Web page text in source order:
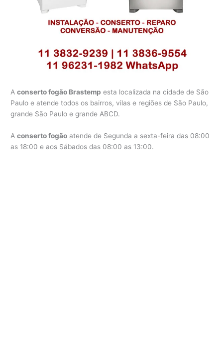
Aconserto fogão Brastemp esta localizada na cidade de São
Paulo e atende todos os bairros, vilas e regiões de São Paulo,
grande São Paulo e grande ABCD.
Aconserto fogão atende de Segunda a sexta-feira das 08:00
as 18:00 e aos Sábados das 08:00 as 13:00.